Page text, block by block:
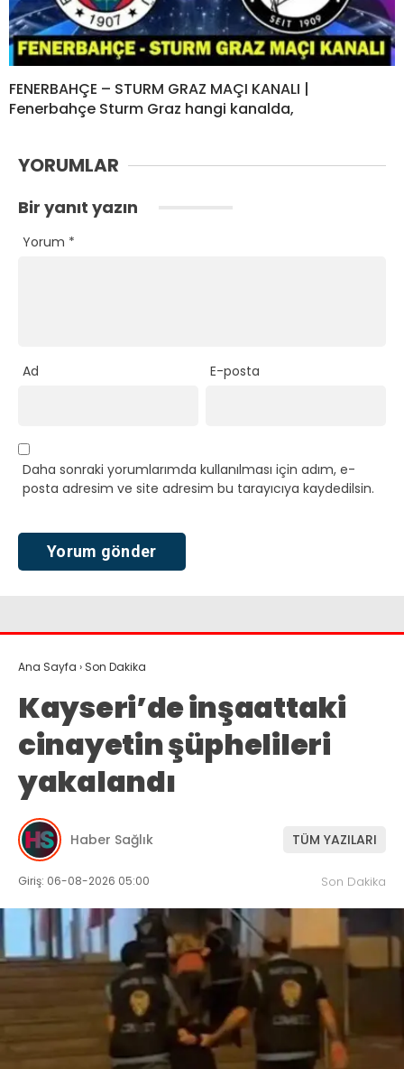
FENERBAHÇE – STURM GRAZ MAÇI KANALI |
Fenerbahçe Sturm Graz hangi kanalda,
YORUMLAR
Bir yanıt yazın
Yorum *
Ad E-posta
Daha sonraki yorumlarımda kullanılması için adım, e-
posta adresim ve site adresim bu tarayıcıya kaydedilsin.
Ana Sayfa › Son Dakika
Kayseri’de inşaattaki
cinayetin şüphelileri
yakalandı
Haber Sağlık TÜM YAZILARI
Giriş: 06-08-2026 05:00 Son Dakika